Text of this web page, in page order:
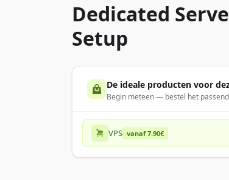
Dedicated
Setup
De ideale producten voor
Begin meteen — bestel het
VPS vanaf 7.90€